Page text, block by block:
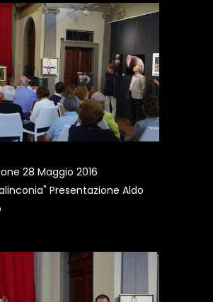
28 Maggio 2016
Presentazione Aldo